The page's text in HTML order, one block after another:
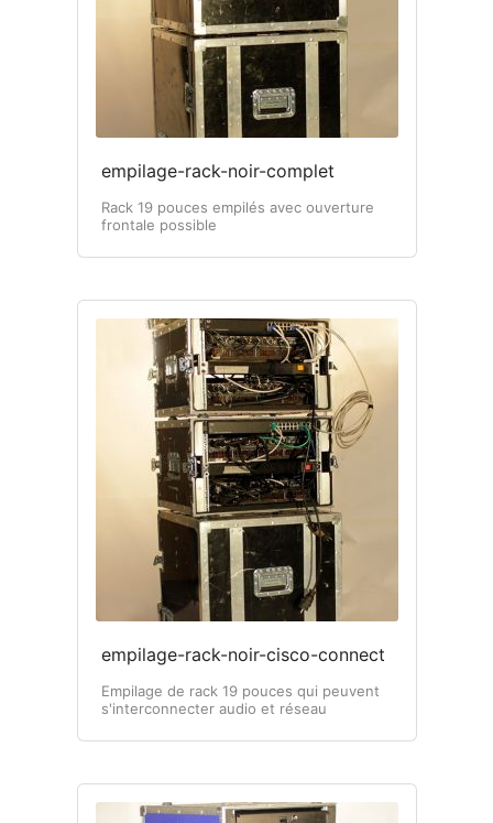
empilage-rack-noir-complet
Rack 19 pouces empilés avec ouverture
frontale possible
empilage-rack-noir-cisco-connect
Empilage de rack 19 pouces qui peuvent
s'interconnecter audio et réseau